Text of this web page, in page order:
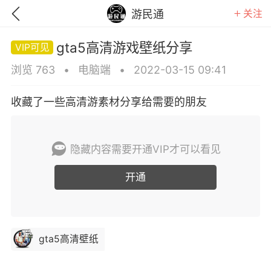
游民通 关注
gta5高清游戏壁纸分享
浏览 763 • 电脑端 • 2022-03-15 09:41
收藏了一些高清游素材分享给需要的朋友
隐藏内容需要开通VIP才可以看见
开通
gta5高清壁纸